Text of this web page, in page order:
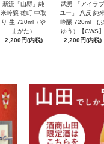
新流「山縣」純
米吟醸 雄町 中取
り 生 720ml（や
まがた）
2,200円(内税)
武勇 「アイラブ
ユー」 八反 純
吟醸 720ml (ぶ
ゆう）【CWS】
2,200円(内税)